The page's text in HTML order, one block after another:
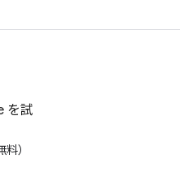
を試
）